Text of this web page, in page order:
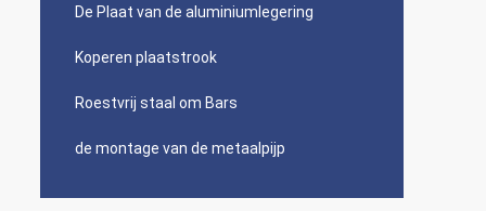
De Plaat van de aluminiumlegering
Koperen plaatstrook
Roestvrij staal om Bars
de montage van de metaalpijp